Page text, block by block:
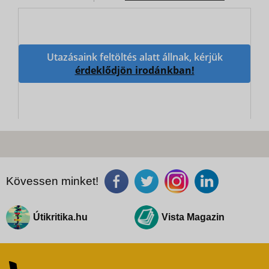
Utazásaink feltöltés alatt állnak, kérjük
érdeklődjön irodánkban!
Kövessen minket!
Útikritika.hu Vista Magazin